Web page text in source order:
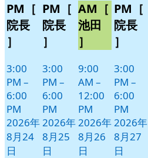
PM［
院長
］
3:00
PM –
6:00
PM
2026年
8月24
日
PM［
院長
］
3:00
PM –
6:00
PM
2026年
8月25
日
AM［
池田
］
9:00
AM –
12:00
PM
2026年
8月26
日
PM［
院長
］
3:00
PM –
6:00
PM
2026年
8月27
日